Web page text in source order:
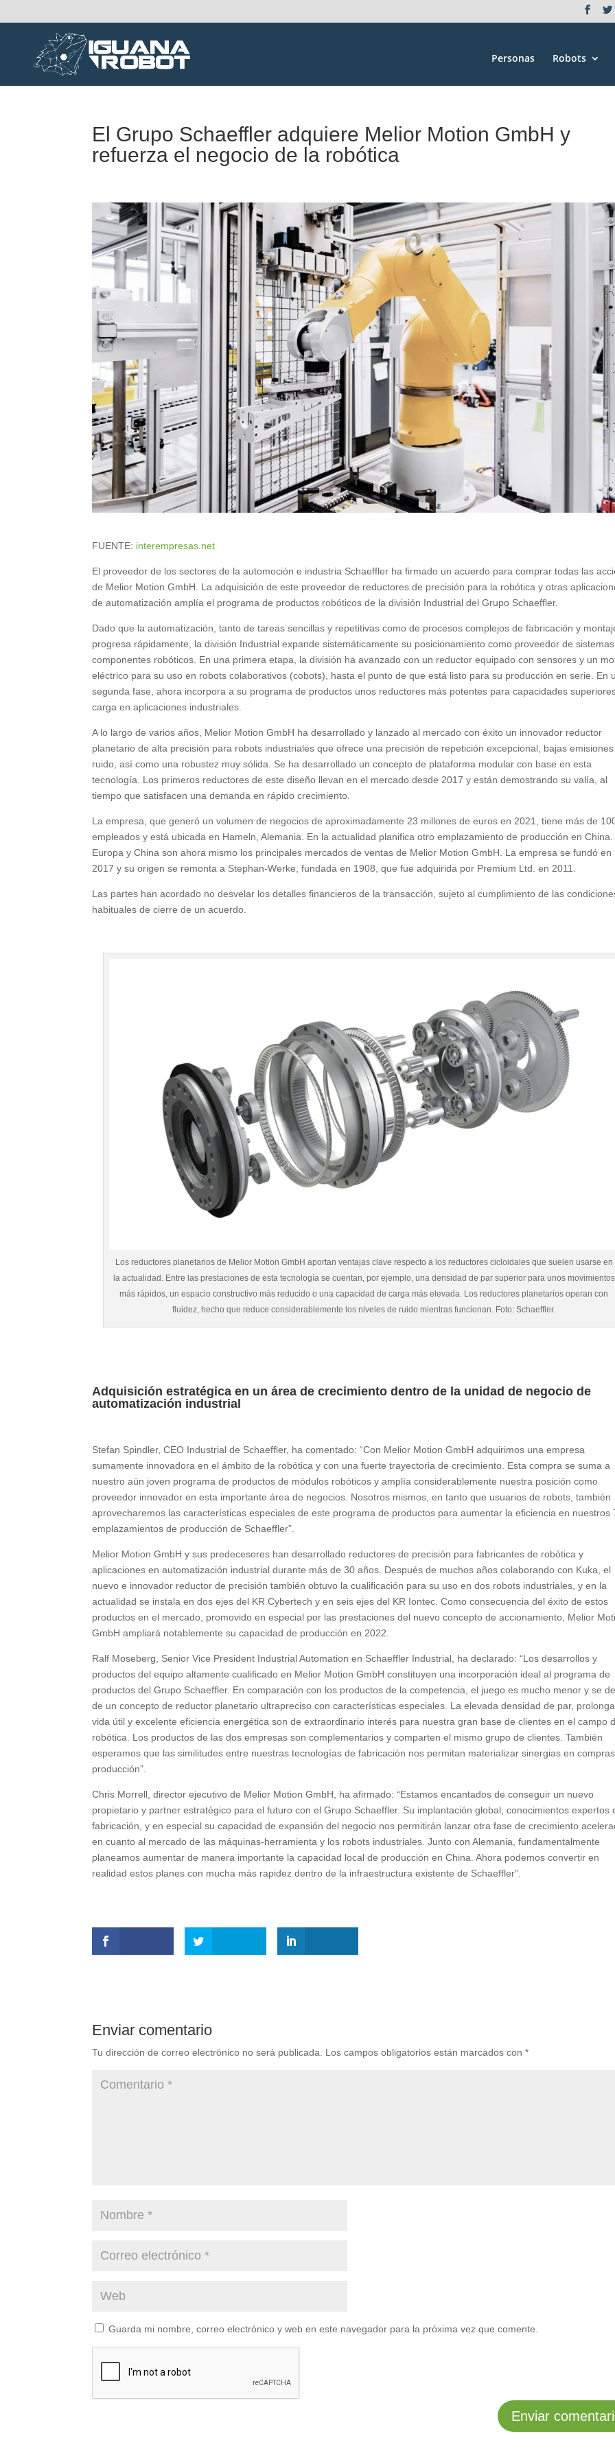
Personas Robots
El Grupo Schaeffler adquiere Melior Motion GmbH y
refuerza el negocio de la robótica
FUENTE: interempresas.net
El proveedor de los sectores de la automoción e industria Schaeffler ha firmado un acuerdo para comprar todas las
de Melior Motion GmbH. La adquisición de este proveedor de reductores de precisión para la robótica y otras
de automatización amplía el programa de productos robóticos de la división Industrial del Grupo Schaeffler.
Dado que la automatización, tanto de tareas sencillas y repetitivas como de procesos complejos de fabricación y
progresa rápidamente, la división Industrial expande sistemáticamente su posicionamiento como proveedor de
componentes robóticos. En una primera etapa, la división ha avanzado con un reductor equipado con sensores y un
eléctrico para su uso en robots colaborativos (cobots), hasta el punto de que está listo para su producción en serie. En
segunda fase, ahora incorpora a su programa de productos unos reductores más potentes para capacidades
carga en aplicaciones industriales.
A lo largo de varios años, Melior Motion GmbH ha desarrollado y lanzado al mercado con éxito un innovador reductor
planetario de alta precisión para robots industriales que ofrece una precisión de repetición excepcional, bajas
ruido, así como una robustez muy sólida. Se ha desarrollado un concepto de plataforma modular con base en esta
tecnología. Los primeros reductores de este diseño llevan en el mercado desde 2017 y están demostrando su valía, al
tiempo que satisfacen una demanda en rápido crecimiento.
La empresa, que generó un volumen de negocios de aproximadamente 23 millones de euros en 2021, tiene más de
empleados y está ubicada en Hameln, Alemania. En la actualidad planifica otro emplazamiento de producción en China.
Europa y China son ahora mismo los principales mercados de ventas de Melior Motion GmbH. La empresa se fundó en
2017 y su origen se remonta a Stephan-Werke, fundada en 1908, que fue adquirida por Premium Ltd. en 2011.
Las partes han acordado no desvelar los detalles financieros de la transacción, sujeto al cumplimiento de las
habituales de cierre de un acuerdo.
Los reductores planetarios de Melior Motion GmbH aportan ventajas clave respecto a los reductores cicloidales que suelen usarse en
la actualidad. Entre las prestaciones de esta tecnología se cuentan, por ejemplo, una densidad de par superior para unos movimientos
más rápidos, un espacio constructivo más reducido o una capacidad de carga más elevada. Los reductores planetarios operan con
fluidez, hecho que reduce considerablemente los niveles de ruido mientras funcionan. Foto: Schaeffler.
Adquisición estratégica en un área de crecimiento dentro de la unidad de negocio de
automatización industrial
Stefan Spindler, CEO Industrial de Schaeffler, ha comentado: “Con Melior Motion GmbH adquirimos una empresa
sumamente innovadora en el ámbito de la robótica y con una fuerte trayectoria de crecimiento. Esta compra se suma a
nuestro aún joven programa de productos de módulos robóticos y amplía considerablemente nuestra posición como
proveedor innovador en esta importante área de negocios. Nosotros mismos, en tanto que usuarios de robots, también
aprovecharemos las características especiales de este programa de productos para aumentar la eficiencia en nuestros
emplazamientos de producción de Schaeffler”.
Melior Motion GmbH y sus predecesores han desarrollado reductores de precisión para fabricantes de robótica y
aplicaciones en automatización industrial durante más de 30 años. Después de muchos años colaborando con Kuka, el
nuevo e innovador reductor de precisión también obtuvo la cualificación para su uso en dos robots industriales, y en la
actualidad se instala en dos ejes del KR Cybertech y en seis ejes del KR Iontec. Como consecuencia del éxito de estos
productos en el mercado, promovido en especial por las prestaciones del nuevo concepto de accionamiento, Melior
GmbH ampliará notablemente su capacidad de producción en 2022.
Ralf Moseberg, Senior Vice President Industrial Automation en Schaeffler Industrial, ha declarado: “Los desarrollos y
productos del equipo altamente cualificado en Melior Motion GmbH constituyen una incorporación ideal al programa de
productos del Grupo Schaeffler. En comparación con los productos de la competencia, el juego es mucho menor y se
de un concepto de reductor planetario ultrapreciso con características especiales. La elevada densidad de par,
vida útil y excelente eficiencia energética son de extraordinario interés para nuestra gran base de clientes en el campo
robótica. Los productos de las dos empresas son complementarios y comparten el mismo grupo de clientes. También
esperamos que las similitudes entre nuestras tecnologías de fabricación nos permitan materializar sinergias en
producción”.
Chris Morrell, director ejecutivo de Melior Motion GmbH, ha afirmado: “Estamos encantados de conseguir un nuevo
propietario y partner estratégico para el futuro con el Grupo Schaeffler. Su implantación global, conocimientos expertos
fabricación, y en especial su capacidad de expansión del negocio nos permitirán lanzar otra fase de crecimiento
en cuanto al mercado de las máquinas-herramienta y los robots industriales. Junto con Alemania, fundamentalmente
planeamos aumentar de manera importante la capacidad local de producción en China. Ahora podemos convertir en
realidad estos planes con mucha más rapidez dentro de la infraestructura existente de Schaeffler”.
Enviar comentario
Tu dirección de correo electrónico no será publicada. Los campos obligatorios están marcados con*
Guarda mi nombre, correo electrónico y web en este navegador para la próxima vez que comente.